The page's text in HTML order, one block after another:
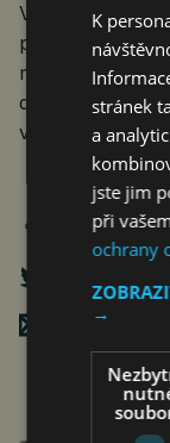
V tomto roce
pokud skončí s
motoru
domácností,
v tomto roce
Poslat
K
stránek
a
jste jim
při
ochrany
→